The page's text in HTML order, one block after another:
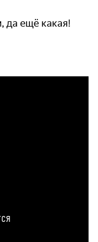
да ещё какая!